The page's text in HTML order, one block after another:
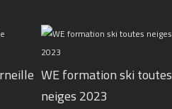
WE formation ski toutes
neiges 2023